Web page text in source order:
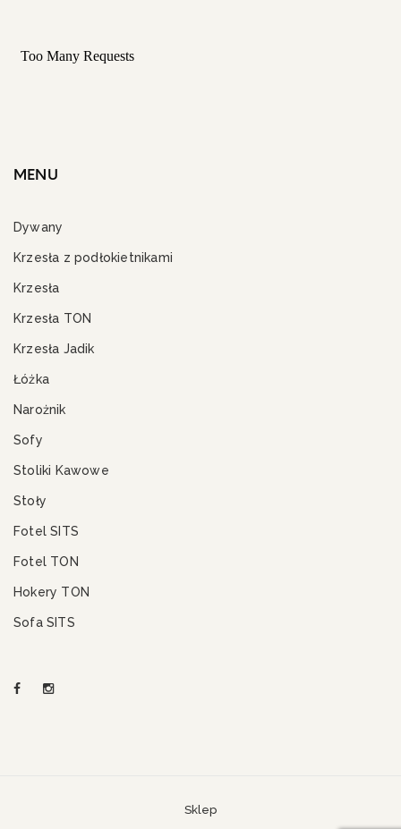
MENU
Dywany
Krzesła z podłokietnikami
Krzesła
Krzesła TON
Krzesła Jadik
Łóżka
Narożnik
Sofy
Stoliki Kawowe
Stoły
Fotel SITS
Fotel TON
Hokery TON
Sofa SITS
Sklep